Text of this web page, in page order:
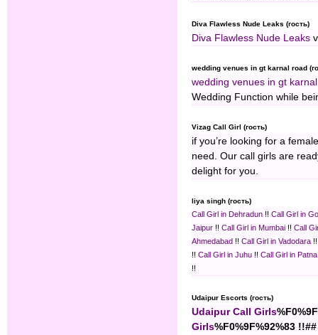
Diva Flawless Nude Leaks (гость)
Diva Flawless Nude Leaks
wedding venues in gt karnal road
wedding venues in gt
Wedding Function while
Vizag Call Girl (гость)
if you’re looking for a
need. Our call girls are
delight for you.
liya singh (гость)
Call Girl in Dehradun !! Call Girl in
Jaipur !! Call Girl in Mumbai !! Call
Ahmedabad !! Call Girl in Vadodara
!! Call Girl in Juhu !! Call Girl in Patna
!!
Udaipur Escorts (гость)
Udaipur Call Girls
Girls%F0%9F%92%83 !!##